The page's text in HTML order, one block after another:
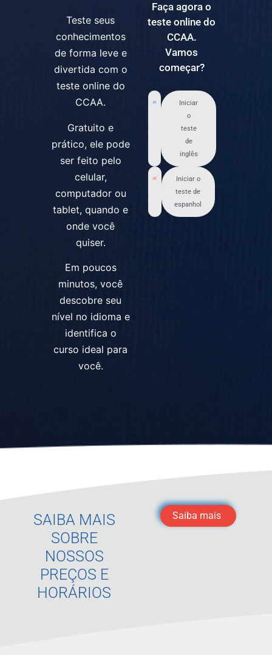
Teste seus
conhecimentos
de forma leve e
divertida com o
teste online do
CCAA.
Gratuito e
prático, ele pode
ser feito pelo
celular,
computador ou
tablet, quando e
onde você
quiser.
Em poucos
minutos, você
descobre seu
nível no idioma e
identifica o
curso ideal para
você.
Faça agora o
teste online do
CCAA.
Vamos
começar?
Iniciar
o
teste
de
inglês
Iniciar o
teste de
espanhol
SAIBA MAIS
SOBRE
NOSSOS
PREÇOS E
HORÁRIOS
Saiba mais